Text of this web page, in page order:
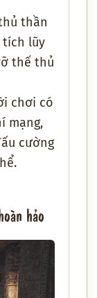
thần
tích lũy
thế thủ
chơi có
mạng,
cường
hảo